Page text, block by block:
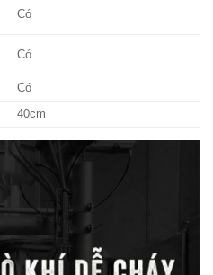
Có
Có
Có
40cm